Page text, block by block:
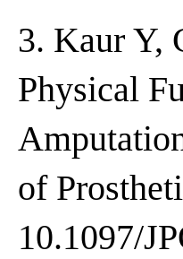
3. Kaur Y,
Physical
of
10.1097/